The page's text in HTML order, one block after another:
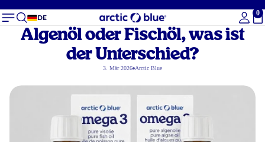
DE
0
Algenöl oder Fischöl, was ist
der Unterschied?
3. Mär 2026 Arctic Blue